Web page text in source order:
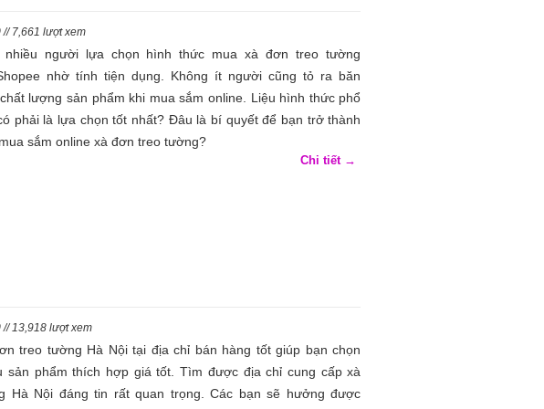
7,661 lượt xem
nhiều người lựa chọn hình thức mua xà đơn treo tường
nhờ tính tiện dụng. Không ít người cũng tỏ ra băn
lượng sản phẩm khi mua sắm online. Liệu hình thức phổ
phải là lựa chọn tốt nhất? Đâu là bí quyết để bạn trở thành
sắm online xà đơn treo tường?
Chi tiết →
13,918 lượt xem
treo tường Hà Nội tại địa chỉ bán hàng tốt giúp bạn chọn
sản phẩm thích hợp giá tốt. Tìm được địa chỉ cung cấp xà
Hà Nội đáng tin rất quan trọng. Các bạn sẽ hưởng được